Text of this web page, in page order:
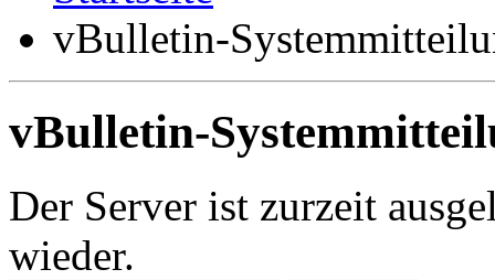
vBulletin-
vBulletin-
Der Server ist zurzeit
wieder.